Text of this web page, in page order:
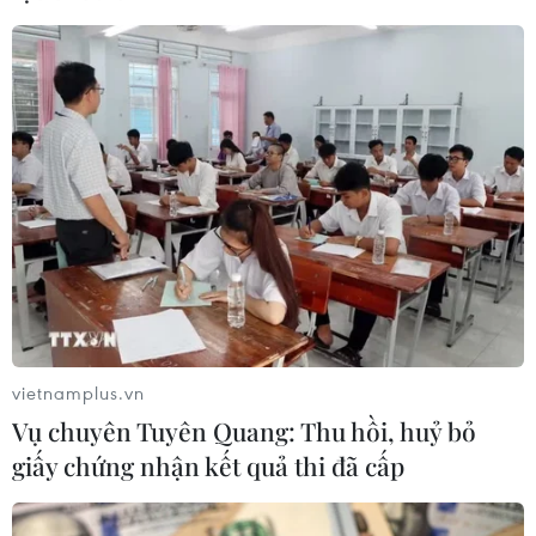
CƠ QUAN CHỦ QUẢN: THÔNG TẤN XÃ VIỆT NAM
Tổng Biên tập: TRẦN TIẾN DUẨN
Phó Tổng Biên tập: NGUYỄN THỊ TÁM, KHÚC THANH
THỦY
Sở hữu trí tuệ
Quy định sử dụng
RSS
Ngôn ngữ
TTXVN
Dịch vụ tin
vietnamplus.vn
Vụ chuyên Tuyên Quang: Thu hồi, huỷ bỏ
giấy chứng nhận kết quả thi đã cấp